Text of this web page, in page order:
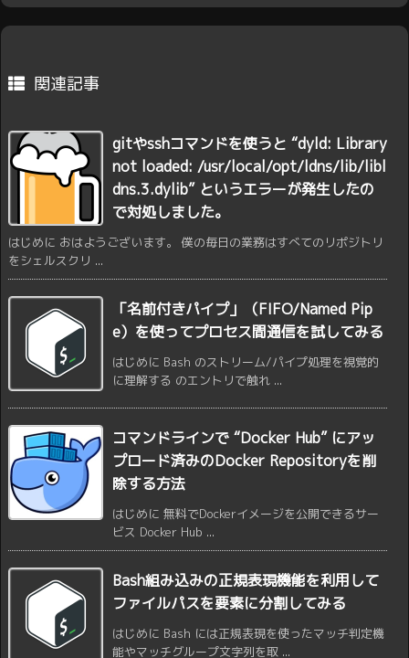
関連記事
gitやsshコマンドを使うと “dyld: Library
not loaded: /usr/local/opt/ldns/lib/libl
dns.3.dylib” というエラーが発生したの
で対処しました。
はじめに おはようございます。 僕の毎日の業務はすべてのリポジトリ
をシェルスクリ ...
「名前付きパイプ」（FIFO/Named Pip
e）を使ってプロセス間通信を試してみる
はじめに Bash のストリーム/パイプ処理を視覚的
に理解する のエントリで触れ ...
コマンドラインで “Docker Hub” にアッ
プロード済みのDocker Repositoryを削
除する方法
はじめに 無料でDockerイメージを公開できるサー
ビス Docker Hub ...
Bash組み込みの正規表現機能を利用して
ファイルパスを要素に分割してみる
はじめに Bash には正規表現を使ったマッチ判定機
能やマッチグループ文字列を取 ...